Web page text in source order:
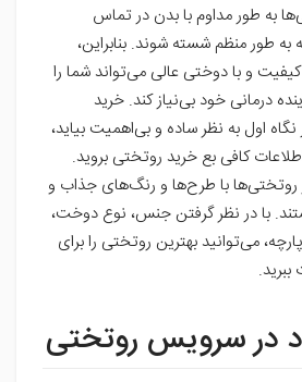
به طور مداوم با بدن در تماس
طور منظم شسته شوند. بنابراین،
کیفیت و با دوختی عالی می‌تواند شما را
درمانی خود بی‌نیاز کند. خرید
اول به نظر ساده و بی‌اهمیت بیاید،
کافی بع خرید روتختی بروید.
روتختی‌ها با طرح‌ها و رنگ‌های جذاب و
با در نظر گرفتن جنس، نوع دوخت،
می‌توانید بهترین روتختی را برای
در سرویس روتختی